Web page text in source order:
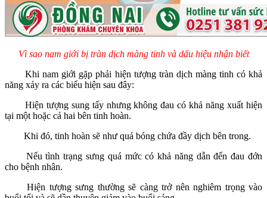
Vì sao nam giới bị tràn dịch màng tinh và dấu hiệu nhận biết
Khi nam giới gặp phải hiện tượng tràn dịch màng tinh có khả
năng xảy ra các biểu hiện sau đây:
Hiện tượng sung tấy nhưng không đau có khả năng xuất hiện
tại một hoặc cả hai bên tinh hoàn.
Khi đó, tinh hoàn sẽ như quả bóng chứa đầy dịch bên trong.
Nếu tình trạng sưng quá mức có khả năng dẫn đến đau đớn
cho bệnh nhân.
Hiện tượng sưng thường sẽ càng trở nên nghiêm trọng vào